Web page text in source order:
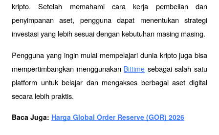
kripto. Setelah memahami cara kerja pembelian dan
penyimpanan aset, pengguna dapat menentukan strategi
investasi yang lebih sesuai dengan kebutuhan masing masing.
Pengguna yang ingin mulai mempelajari dunia kripto juga bisa
mempertimbangkan menggunakan Bittime sebagai salah satu
platform untuk belajar dan mengakses berbagai aset digital
secara lebih praktis.
Baca Juga: Harga Global Order Reserve (GOR) 2026